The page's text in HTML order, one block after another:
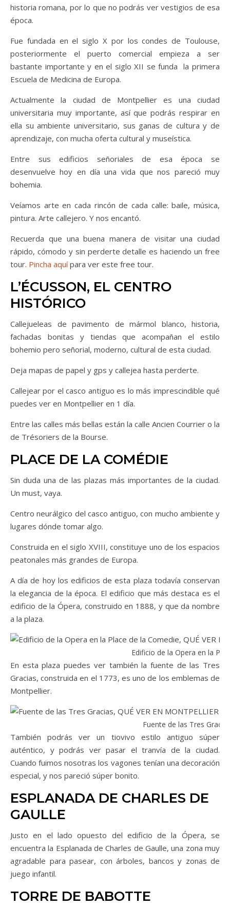
historia romana, por lo que no podrás ver vestigios de esa
época.
Fue fundada en el siglo X por los condes de Toulouse,
posteriormente el puerto comercial empieza a ser
bastante importante y en el siglo XII se funda la primera
Escuela de Medicina de Europa.
Actualmente la ciudad de Montpellier es una ciudad
universitaria muy importante, así que podrás respirar en
ella su ambiente universitario, sus ganas de cultura y de
aprendizaje, con mucha oferta cultural y museística.
Entre sus edificios señoriales de esa época se
desenvuelve hoy en día una vida que nos pareció muy
bohemia.
Veíamos arte en cada rincón de cada calle: baile, música,
pintura. Arte callejero. Y nos encantó.
Recuerda que una buena manera de visitar una ciudad
rápido, cómodo y sin perderte detalle es haciendo un free
tour. Pincha aquípara ver este free tour.
L’ÉCUSSON, EL CENTRO
HISTÓRICO
Callejueleas de pavimento de mármol blanco, historia,
fachadas bonitas y tiendas que acompañan el estilo
bohemio pero señorial, moderno, cultural de esta ciudad.
Deja mapas de papel y gps y callejea hasta perderte.
Callejear por el casco antiguo es lo más imprescindible qué
puedes ver en Montpellier en 1 día.
Entre las calles más bellas están la calle Ancien Courrier o la
de Trésoriers de la Bourse.
PLACE DE LA COMÉDIE
Sin duda una de las plazas más importantes de la ciudad.
Un must, vaya.
Centro neurálgico del casco antiguo, con mucho ambiente y
lugares dónde tomar algo.
Construida en el siglo XVIII, constituye uno de los espacios
peatonales más grandes de Europa.
A día de hoy los edificios de esta plaza todavía conservan
la elegancia de la época. El edificio que más destaca es el
edificio de la Ópera, construido en 1888, y que da nombre
a la plaza.
Edificio de la Opera en la
En esta plaza puedes ver también la fuente de las Tres
Gracias, construida en el 1773, es uno de los emblemas de
Montpellier.
Fuente de las Tres
También podrás ver un tiovivo estilo antiguo súper
auténtico, y podrás ver pasar el tranvía de la ciudad.
Cuando fuimos nosotras los vagones tenían una decoración
especial, y nos pareció súper bonito.
ESPLANADA DE CHARLES DE
GAULLE
Justo en el lado opuesto del edificio de la Ópera, se
encuentra la Esplanada de Charles de Gaulle, una zona muy
agradable para pasear, con árboles, bancos y zonas de
juego infantil.
TORRE DE BABOTTE